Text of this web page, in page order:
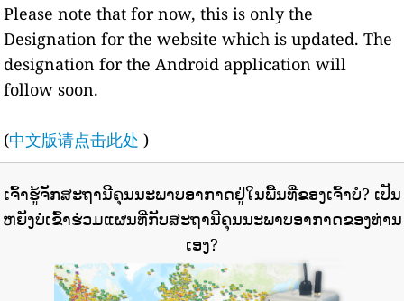
Please note that for now, this is only the
Designation for the website which is updated. The
designation for the Android application will
follow soon.
(中文版请点击此处 )
ເຈົ້າຮູ້ຈັກສະຖານີຄຸນນະພາບອາກາດຢູ່ໃນພື້ນທີ່ຂອງເຈົ້າບໍ? ເປັນ
ຫຍັງບໍ່ເຂົ້າຮ່ວມແຜນທີ່ກັບສະຖານີຄຸນນະພາບອາກາດຂອງທ່ານ
ເອງ?